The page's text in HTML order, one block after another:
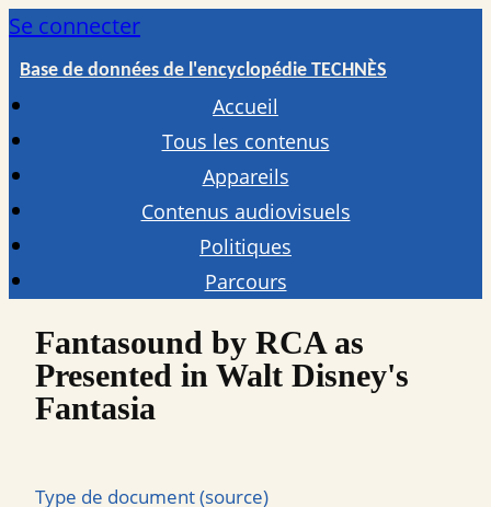
Se connecter
Base de données de l'encyclopédie TECHNÈS
Accueil
Tous les contenus
Appareils
Contenus audiovisuels
Politiques
Parcours
Fantasound by RCA as
Presented in Walt Disney's
Fantasia
Type de document (source)